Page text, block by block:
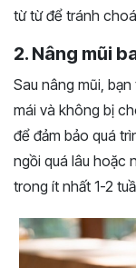
từ từ để tránh
2. Nâng mũi
Sau nâng mũi,
mái và không bị
để đảm bảo quá
ngồi quá lâu hoặc
trong ít nhất 1-2